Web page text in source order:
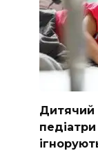
Дитячий